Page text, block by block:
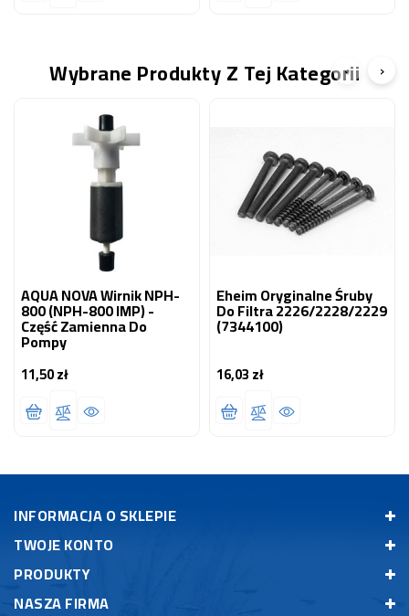
Wybrane Produkty Z Tej Kategorii
AQUA NOVA Wirnik NPH-
800 (NPH-800 IMP) -
Część Zamienna Do
Pompy
11,50 złCena
Eheim Oryginalne Śruby
Do Filtra 2226/2228/2229
(7344100)
16,03 złCena
‹ ›
INFORMACJA O SKLEPIE
TWOJE KONTO
PRODUKTY
NASZA FIRMA